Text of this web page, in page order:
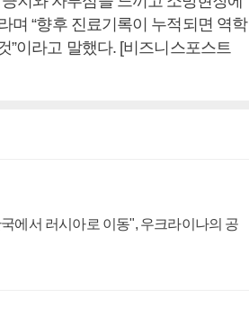
며 “향후 진료기록이 누적되면 역학
”이라고 말했다. [비즈니스포스트
에서 러시아로 이동", 우크라이나의 공